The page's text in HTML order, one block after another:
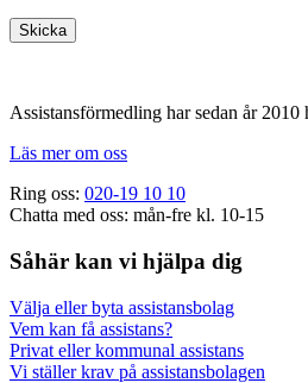
Assistansförmedling har sedan år
Läs mer om oss
Ring oss: 020-19 10 10
Chatta med oss: mån-fre kl. 10-15
Såhär kan vi hjälpa dig
Välja eller byta assistansbolag
Vem kan få assistans?
Privat eller kommunal assistans
Vi ställer krav på assistansbolagen